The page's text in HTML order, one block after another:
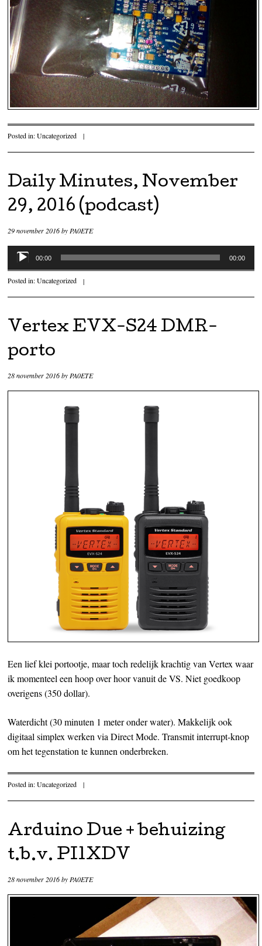
Posted in:Uncategorized |
Daily Minutes, November
29, 2016 (podcast)
29 november 2016by PA0ETE
Audiospeler
00:00 00:00
Posted in:Uncategorized |
Vertex EVX-S24 DMR-
porto
28 november 2016byPA0ETE
Een lief klei portootje, maar toch redelijk krachtig van Vertex waar
ik momenteel een hoop over hoor vanuit de VS. Niet goedkoop
overigens (350 dollar).
Waterdicht (30 minuten 1 meter onder water). Makkelijk ook
digitaal simplex werken via Direct Mode. Transmit interrupt-knop
om het tegenstation te kunnen onderbreken.
Posted in:Uncategorized |
Arduino Due + behuizing
t.b.v. PI1XDV
28 november 2016by PA0ETE